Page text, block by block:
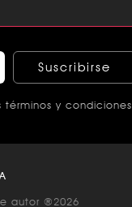
Suscribirse
y condiciones
autor ®2026